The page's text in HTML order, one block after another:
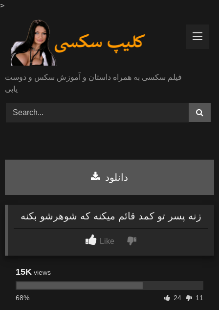
>
content
فیلم سکسی به همراه داستان و آموزش سکس و دوست
یابی
دانلود
زنه پسر تو کمد قائم میکنه که شوهرشو بکنه
Like
15K views
68% 24 11